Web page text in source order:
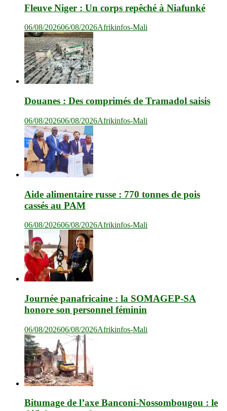
Fleuve Niger : Un corps repêché à Niafunké
06/08/202606/08/2026Afrikinfos-Mali
Douanes : Des comprimés de Tramadol saisis
06/08/202606/08/2026Afrikinfos-Mali
Aide alimentaire russe : 770 tonnes de pois
cassés au PAM
06/08/202606/08/2026Afrikinfos-Mali
Journée panafricaine : la SOMAGEP-SA
honore son personnel féminin
06/08/202606/08/2026Afrikinfos-Mali
Bitumage de l’axe Banconi-Nossombougou : le